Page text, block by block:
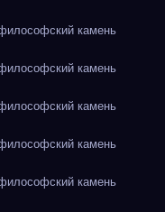
камень
камень
камень
камень
камень